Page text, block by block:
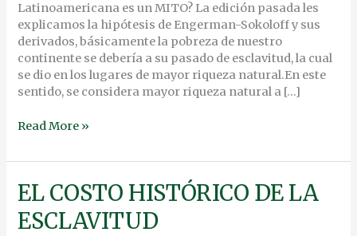
Latinoamericana es un MITO? La edición pasada les
explicamos la hipótesis de Engerman-Sokoloff y sus
derivados, básicamente la pobreza de nuestro
continente se debería a su pasado de esclavitud, la cual
se dio en los lugares de mayor riqueza natural.En este
sentido, se considera mayor riqueza natural a […]
Read More »
EL COSTO HISTÓRICO DE LA
ESCLAVITUD
EL
COSTO
HISTÓRICO